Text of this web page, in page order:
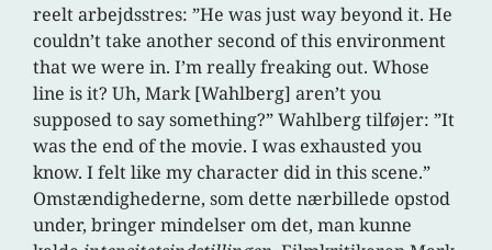
reelt arbejdsstres: ”He was just way beyond it. He
couldn’t take another second of this environment
that we were in. I’m really freaking out. Whose
line is it? Uh, Mark [Wahlberg] aren’t you
supposed to say something?” Wahlberg tilføjer: ”It
was the end of the movie. I was exhausted you
know. I felt like my character did in this scene.”
Omstændighederne, som dette nærbillede opstod
under, bringer mindelser om det, man kunne